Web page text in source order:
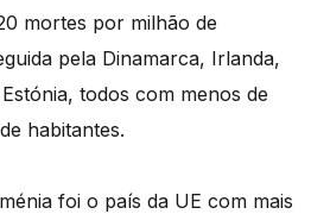
mortes por milhão de
pela Dinamarca, Irlanda,
todos com menos de
habitantes.
foi o país da UE com mais